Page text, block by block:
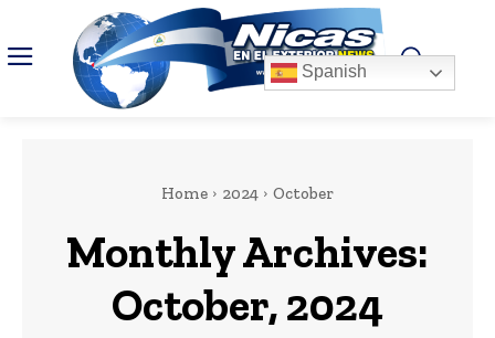
Home 2024 October
Monthly Archives:
October, 2024
Spanish